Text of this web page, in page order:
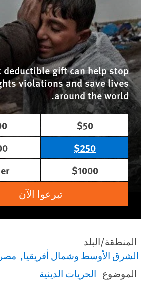
deductible gift can help stop
violations and save lives
around the world.
$50
$250
$1000
تبرعوا الآن
المنطقة/البلد
الشرق الأوسط وشمال أفريقيا مصر
الموضوع الحريات الدينية